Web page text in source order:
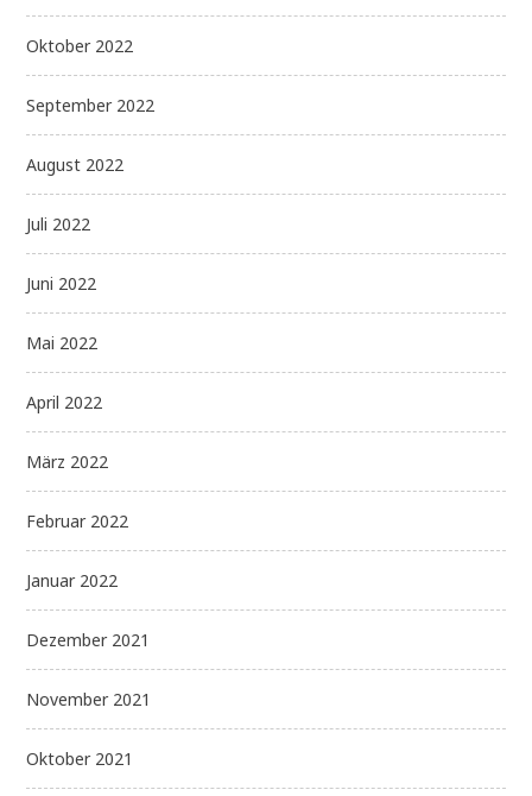
Oktober 2022
September 2022
August 2022
Juli 2022
Juni 2022
Mai 2022
April 2022
März 2022
Februar 2022
Januar 2022
Dezember 2021
November 2021
Oktober 2021